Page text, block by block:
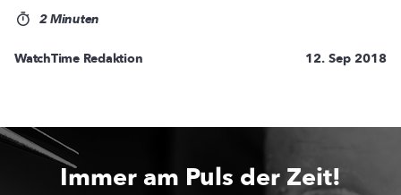
2 Minuten
WatchTime Redaktion 12. Sep 2018
Immer am Puls der Zeit!